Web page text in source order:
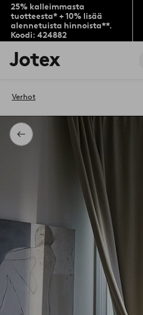
25% kalleimmasta
tuotteesta* + 10% lisää
alennetuista hinnoista**.
Koodi: 424882
Jotex-
logo
aloitussivulle
Takaisin
Verhot